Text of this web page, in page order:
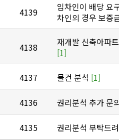
4139
임차인이 배당 요
차인의 경우 보증
4138
재개발 신축아파
[1]
4137 물건 분석 [1]
4136 권리분석 추가 문
4135 권리분석 부탁드